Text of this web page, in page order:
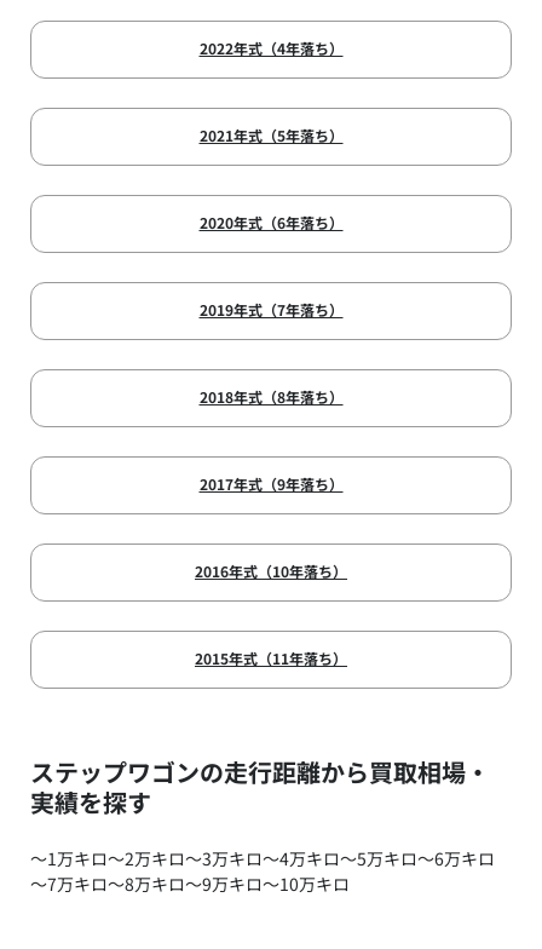
2022年式（4年落ち）
2021年式（5年落ち）
2020年式（6年落ち）
2019年式（7年落ち）
2018年式（8年落ち）
2017年式（9年落ち）
2016年式（10年落ち）
2015年式（11年落ち）
ステップワゴンの走行距離から買取相場・
実績を探す
～1万キロ～2万キロ～3万キロ～4万キロ～5万キロ～6万キロ
～7万キロ～8万キロ～9万キロ～10万キロ